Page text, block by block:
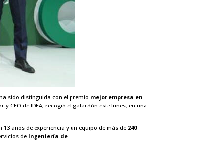
sido distinguida con el premio mejor empresa en
CEO de IDEA, recogió el galardón este lunes, en una
13 años de experiencia y un equipo de más de 240
de Ingeniería de